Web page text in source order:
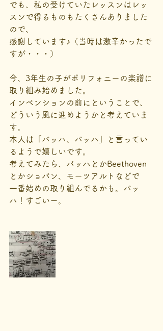
でも、私の受けていたレッスンはレッ
スンで得るものもたくさんありました
ので、
感謝しています♪（当時は激辛かったで
すが・・・）
今、3年生の子がポリフォニーの楽譜に
取り組み始めました。
インベンションの前にということで、
どういう風に進めようかと考えていま
す。
本人は「バッハ、バッハ」と言ってい
るようで嬉しいです。
考えてみたら、バッハとかBeethoven
とかショパン、モーツアルトなどで
一番始めの取り組んでるかも。バッ
ハ！すごいー。